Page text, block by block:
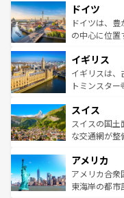
せる。地方に
ンテンツ一覧
で、幅広い魅
聖堂、美し
から魅了する
いる。シャン
香り高いラベ
らに、パリ
れる地方に足
を参照してほ
ドイツ
ドイツは、
の中心に位置
顔を持つこの
ルリンの文化
してライン
は、お酒好きな人
ドイツ情報は
イギリス
イギリスは、
トミンスタ
リアごとに異
ティー、ビ
戦など、本場
ンツ一覧を参
スイス
スイスの国
な交通網が整
の建物がその
博物館もあり
ことができる
アメリカ
アメリカ合衆
東海岸の都市